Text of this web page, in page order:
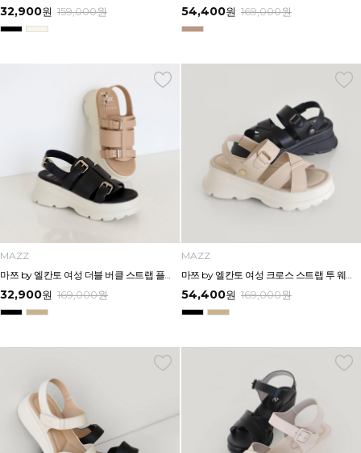
32,900원 159,000원 54,400원 169,000원
MAZZ
마쯔 by 엘칸토 여성 더블 버클 스트랩 플랫폼 샌들 6cm LCWW34M626
32,900원 169,000원
MAZZ
마쯔 by 엘칸토 여성 크로스 스트랩 투 웨이 플랫폼 샌들 6cm LCWW14M626
54,400원 169,000원